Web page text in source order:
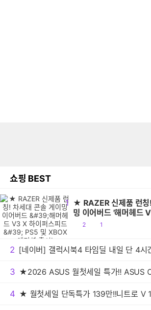
쇼핑 BEST
1 ★ RAZER 신제품 런칭!
밍 이어버드 '해머헤드
드' PS5 및 XBOX 에디
공
2
댓1
2
3
4